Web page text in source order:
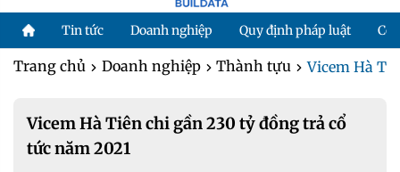
Tin tức Doanh nghiệp Quy định pháp luật
Trang chủ Doanh nghiệp Thành tựu Vicem Hà
Vicem Hà Tiên chi gần 230 tỷ đồng trả cổ
tức năm 2021